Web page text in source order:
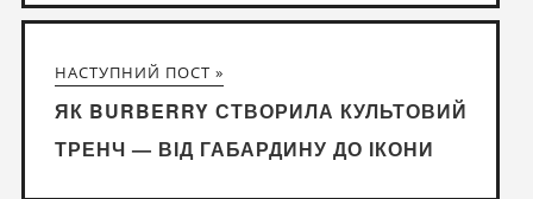
НАСТУПНИЙ ПОСТ »
ЯК BURBERRY СТВОРИЛА КУЛЬТОВИЙ
ТРЕНЧ — ВІД ГАБАРДИНУ ДО ІКОНИ